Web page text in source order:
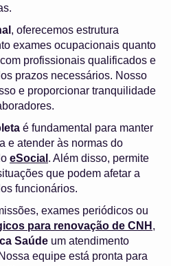
, oferecemos estrutura
exames ocupacionais quanto
profissionais qualificados e
prazos necessários. Nosso
e proporcionar tranquilidade
é fundamental para manter
e atender às normas do
eSocial . Além disso, permite
que podem afetar a
funcionários.
exames periódicos ou
para renovação de CNH ,
Saúde um atendimento
equipe está pronta para